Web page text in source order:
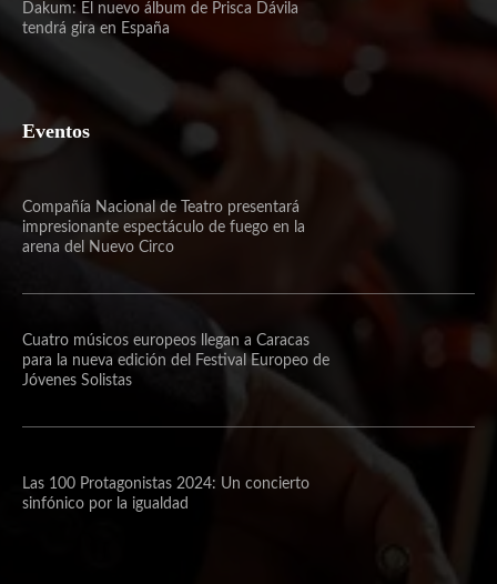
Dakum: El nuevo álbum de Prisca Dávila
tendrá gira en España
Eventos
Compañía Nacional de Teatro presentará
impresionante espectáculo de fuego en la
arena del Nuevo Circo
Cuatro músicos europeos llegan a Caracas
para la nueva edición del Festival Europeo de
Jóvenes Solistas
Las 100 Protagonistas 2024: Un concierto
sinfónico por la igualdad